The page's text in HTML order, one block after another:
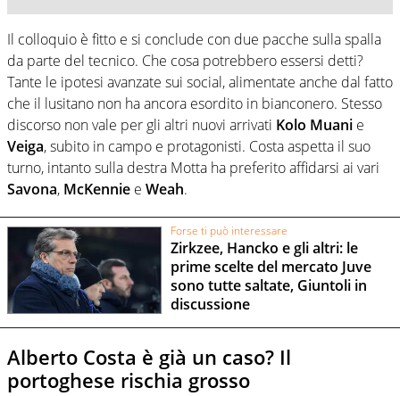
Il colloquio è fitto e si conclude con due pacche sulla spalla
da parte del tecnico. Che cosa potrebbero essersi detti?
Tante le ipotesi avanzate sui social, alimentate anche dal fatto
che il lusitano non ha ancora esordito in bianconero. Stesso
discorso non vale per gli altri nuovi arrivati Kolo Muani e
Veiga, subito in campo e protagonisti. Costa aspetta il suo
turno, intanto sulla destra Motta ha preferito affidarsi ai vari
Savona, McKennie e Weah.
Forse ti può interessare
Zirkzee, Hancko e gli altri: le
prime scelte del mercato Juve
sono tutte saltate, Giuntoli in
discussione
Alberto Costa è già un caso? Il
portoghese rischia grosso